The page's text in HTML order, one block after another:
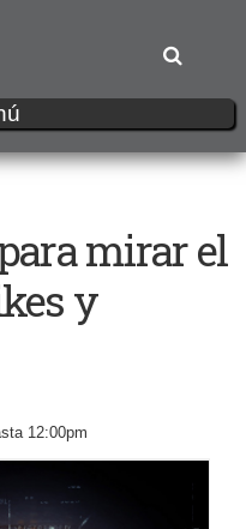
mirar el
y
12:00pm